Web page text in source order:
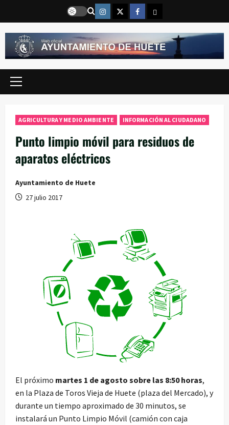
contenido
Instragram
TwitterFacebook
Email
Menú
AGRICULTURA Y MEDIO AMBIENTE INFORMACIÓN AL CIUDADANO
Punto limpio móvil para residuos de
aparatos eléctricos
Ayuntamiento de Huete
27 julio 2017
El próximo martes 1 de agosto sobre las 8:50 horas,
en la Plaza de Toros Vieja de Huete (plaza del Mercado), y
durante un tiempo aproximado de 30 minutos, se
instalará un Punto Limpio Móvil (camión con caja